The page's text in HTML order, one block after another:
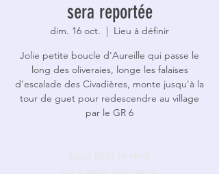
sera reportée
dim. 16 oct.
  |
Lieu à définir
Jolie petite boucle d'Aureille qui passe le
long des oliveraies, longe les falaises
d'escalade des Civadières, monte jusqu'à la
tour de guet pour redescendre au village
par le GR 6